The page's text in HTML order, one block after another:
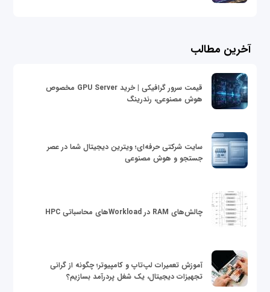
آخرین مطالب
قیمت سرور گرافیکی | خرید GPU Server مخصوص
هوش مصنوعی، رندرینگ
سایت شرکتی حرفه‌ای؛ ویترین دیجیتال شما در عصر
جستجو و هوش مصنوعی
چالش‌های RAM در Workloadهای محاسباتی HPC
آموزش تعمیرات لپ‌تاپ و کامپیوتر؛ چگونه از گرانی
تجهیزات دیجیتال، یک شغل پردرآمد بسازیم؟